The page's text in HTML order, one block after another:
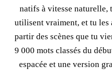
natifs à vitesse naturelle,
utilisent vraiment, et tu les
partir des scènes que tu
9 000 mots classés du
espacée et une version